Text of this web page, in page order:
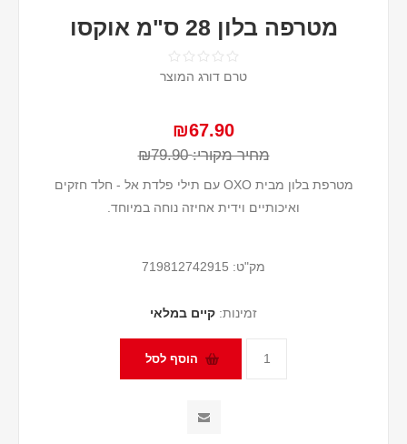
מטרפה בלון 28 ס"מ אוקסו
טרם דורג המוצר
₪67.90
מחיר מקורי: ₪79.90
מטרפת בלון מבית OXO עם תילי פלדת אל - חלד חזקים
ואיכותיים וידית אחיזה נוחה במיוחד.
מק"ט: 719812742915
זמינות: קיים במלאי